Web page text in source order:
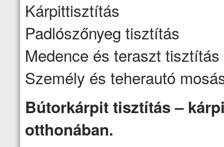
Kárpittisztítás
Padlószőnyeg tisztítás
Medence és teraszt tisztítás
Személy és teherautó
Bútorkárpit tisztítás –
otthonában.